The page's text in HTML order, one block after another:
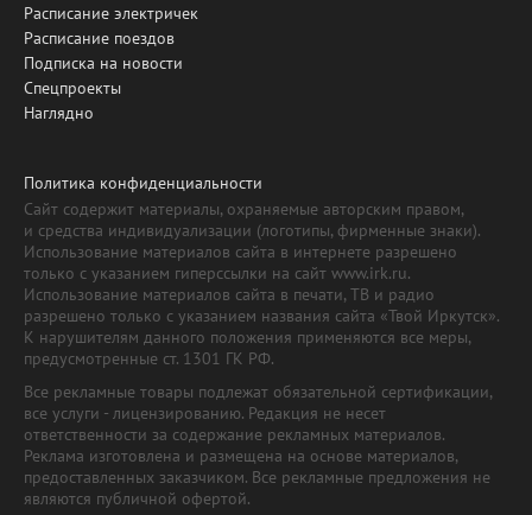
Расписание электричек
Расписание поездов
Подписка на новости
Спецпроекты
Наглядно
Политика конфиденциальности
Сайт содержит материалы, охраняемые авторским правом,
и средства индивидуализации (логотипы, фирменные знаки).
Использование материалов сайта в интернете разрешено
только с указанием гиперссылки на сайт www.irk.ru.
Использование материалов сайта в печати, ТВ и радио
разрешено только с указанием названия сайта «Твой Иркутск».
К нарушителям данного положения применяются все меры,
предусмотренные ст. 1301 ГК РФ.
Все рекламные товары подлежат обязательной сертификации,
все услуги - лицензированию. Редакция не несет
ответственности за содержание рекламных материалов.
Реклама изготовлена и размещена на основе материалов,
предоставленных заказчиком. Все рекламные предложения не
являются публичной офертой.